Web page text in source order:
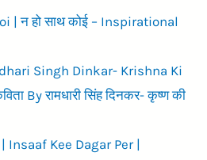
| न हो साथ कोई – Inspirational
Singh Dinkar- Krishna Ki
By रामधारी सिंह दिनकर- कृष्ण की
| Insaaf Kee Dagar Per |